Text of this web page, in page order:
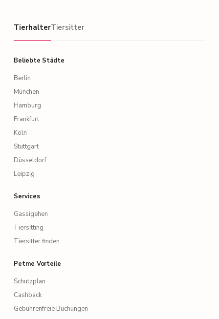
Tierhalter
TierhalterTiersitter
Beliebte Städte
Berlin
München
Hamburg
Frankfurt
Köln
Stuttgart
Düsseldorf
Leipzig
Services
Gassigehen
Tiersitting
Tiersitter finden
Petme Vorteile
Schutzplan
Cashback
Gebührenfreie Buchungen